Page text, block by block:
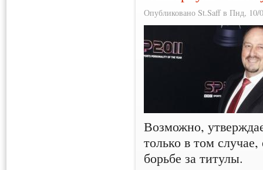
Опубликовано St.Saff в Пнд, 10/
Возможно,
только в том
борьбе за титулы.